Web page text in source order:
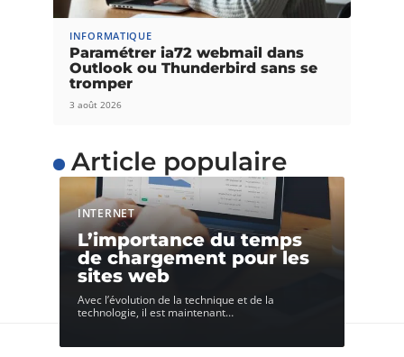
INFORMATIQUE
Paramétrer ia72 webmail dans
Outlook ou Thunderbird sans se
tromper
3 août 2026
Article populaire
INTERNET
L’importance du temps
de chargement pour les
sites web
Avec l’évolution de la technique et de la
technologie, il est maintenant…